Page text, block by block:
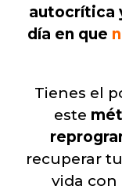
autocrítica
día en que
Tienes el
este
recuperar
vida con